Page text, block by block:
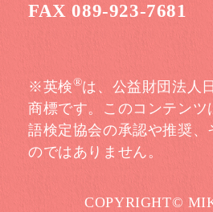
FAX 089-923-7681
※英検®は、公益財団法人
商標です。このコンテン
語検定協会の承認や推奨
のではありません。
COPYRIGHT©